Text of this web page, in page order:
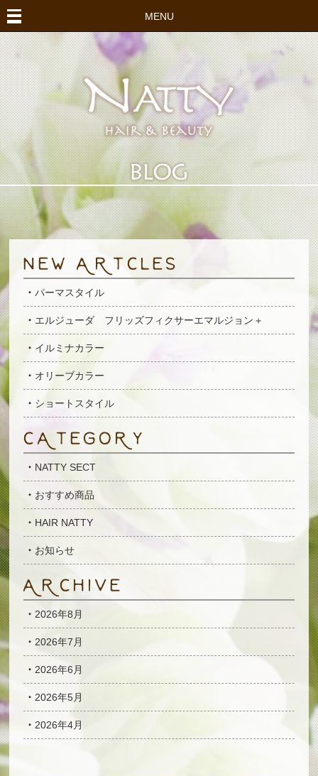
MENU
パーマスタイル
エルジューダ フリッズフィクサーエマルジョン＋
イルミナカラー
オリーブカラー
ショートスタイル
NATTY SECT
おすすめ商品
HAIR NATTY
お知らせ
2026年8月
2026年7月
2026年6月
2026年5月
2026年4月